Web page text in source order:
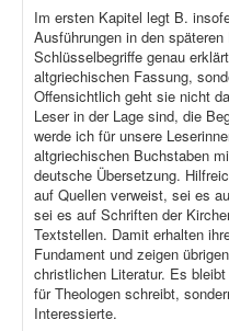
Im ersten Kapitel legt B.
Ausführungen in den
Schlüsselbegriffe genau
altgriechischen Fassung,
Offensichtlich geht sie nicht
Leser in der Lage sind, die
werde ich für unsere
altgriechischen Buchstaben
deutsche Übersetzung.
auf Quellen verweist, sei es
sei es auf Schriften der
Textstellen. Damit erhalten
Fundament und zeigen
christlichen Literatur. Es
für Theologen schreibt,
Interessierte.